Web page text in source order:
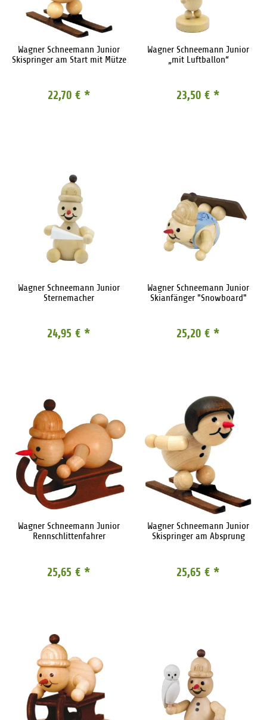
Wagner Schneemann Junior
Skispringer am Start mit Mütze
22,70 € *
Wagner Schneemann Junior
„mit Luftballon“
23,50 € *
Wagner Schneemann Junior
Sternemacher
24,95 € *
Wagner Schneemann Junior
Skianfänger "Snowboard"
25,20 € *
Wagner Schneemann Junior
Rennschlittenfahrer
25,65 € *
Wagner Schneemann Junior
Skispringer am Absprung
25,65 € *